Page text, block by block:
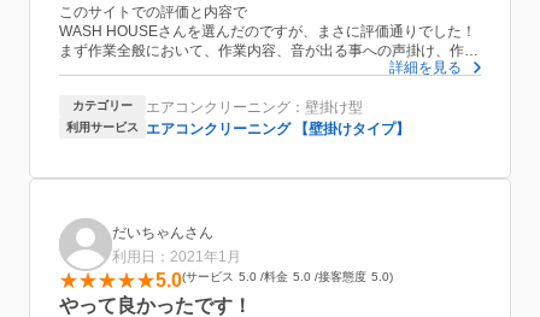
このサイトでの評価と内容で
WASH HOUSEさんを選んだのですが、まさに評価通りでした！
まず作業全般において、作業内容、音が出る事への声掛け、作業
前後のエアコンの状態を丁寧に教えていただけました。
たし、抗菌コートも身体に優しいのがありがたい！
あと、担当の方が最初から最後まで本当に礼儀正しく（紳士！）
詳細を見る
カテゴリー エアコンクリーニング：壁掛け型
利用サービス エアコンクリーニング 【壁掛けタイプ】
だいちゃんさん
利用日：2021年1月
5.0 サービス 5.0 料金 5.0 接客態度 5.0
やって良かったです！